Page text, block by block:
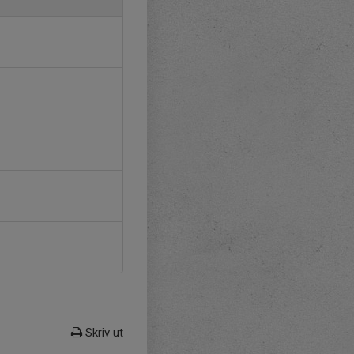
Skriv ut